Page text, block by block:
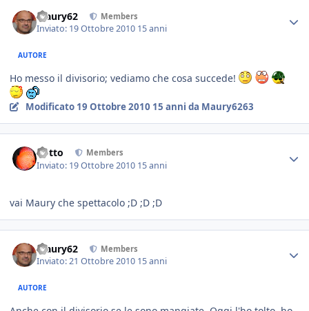
Maury62 Members
Inviato: 19 Ottobre 2010 15 anni
AUTORE
Ho messo il divisorio; vediamo che cosa succede!
Modificato 19 Ottobre 2010 15 anni da Maury6263
dotto Members
Inviato: 19 Ottobre 2010 15 anni
vai Maury che spettacolo ;D ;D ;D
Maury62 Members
Inviato:21 Ottobre 2010 15 anni
AUTORE